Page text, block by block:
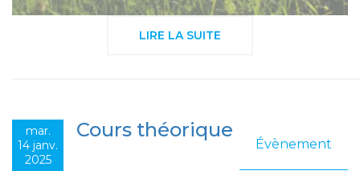
LIRE LA SUITE
mar.
14 janv.
2025
Évènement
Cours théorique